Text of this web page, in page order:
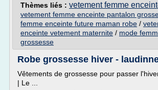
Thèmes liés : vetement femme
vetement femme enceinte pantalon
femme enceinte future maman robe /
enceinte vetement maternite / mode
grossesse
Robe grossesse hiver -
Vêtements de grossesse pour passer
| Le ...